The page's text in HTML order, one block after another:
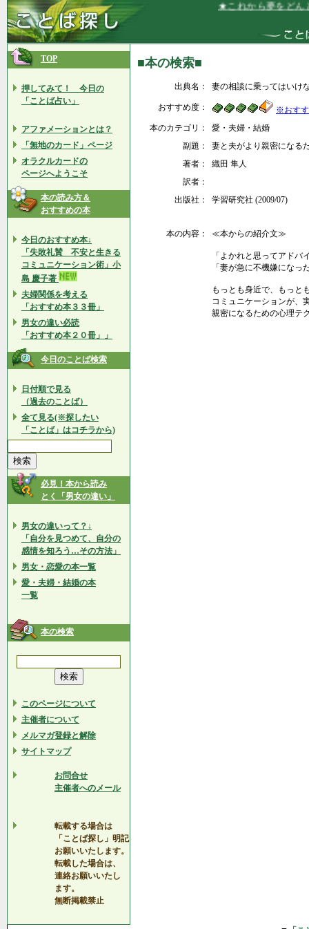
★これから夢をどんど
TOP
押してみて！ 今日の
「ことば占い」
アファメーションとは？
「無地のカード」ページ
オラクルカードの
ページへようこそ
本の読み方＆
おすすめの本
今日のおすすめ本↓
「失敗礼賛 不安と生きる
コミュニケーション術」小
島 慶子著
夫婦関係を考える
「おすすめ本３３冊」
男女の違い必読
「おすすめ本２０冊」」
今日のことば検索
日付順で見る
（過去のことば）
全て見る(※探したい
「ことば」はコチラから)
必見！本から読み
とく「男女の違い」
男女の違いって？↓
「自分を見つめて、自分の
感情を知ろう…その方法」
男女・恋愛の本一覧
愛・夫婦・結婚の本
一覧
本の検索
このページについて
主催者について
メルマガ登録と解除
サイトマップ
お問合せ
主催者へのメール
転載する場合は
「ことば探し」明記
お願いいたします。
転載した場合は、
連絡お願いいたし
ます。
無断掲載禁止
■本の検索■
出典名： 妻の相談に乗ってはいけ
おすすめ度：
※おす
本のカテゴリ：
愛・夫婦・結婚
副題：
妻と夫がより親密になる
著者：
織田 隼人
訳者：
出版社：
学習研究社 (2009/07)
本の内容： ≪本からの紹介文≫
「よかれと思ってアドバ
「妻が急に不機嫌にな
もっとも身近で、もっと
コミュニケーションが、
親密になるための心理テ